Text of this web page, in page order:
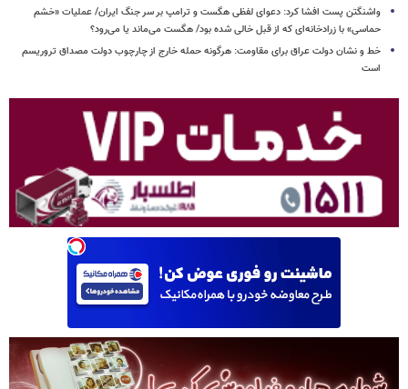
واشنگتن پست افشا کرد: دعوای لفظی هگست و ترامپ بر سر جنگ ایران/ عملیات «خشم
حماسی» با زرادخانه‌ای که از قبل خالی شده بود/ هگست می‌ماند یا می‌رود؟
خط و نشان دولت عراق برای مقاومت: هرگونه حمله خارج از چارچوب دولت مصداق تروریسم
است